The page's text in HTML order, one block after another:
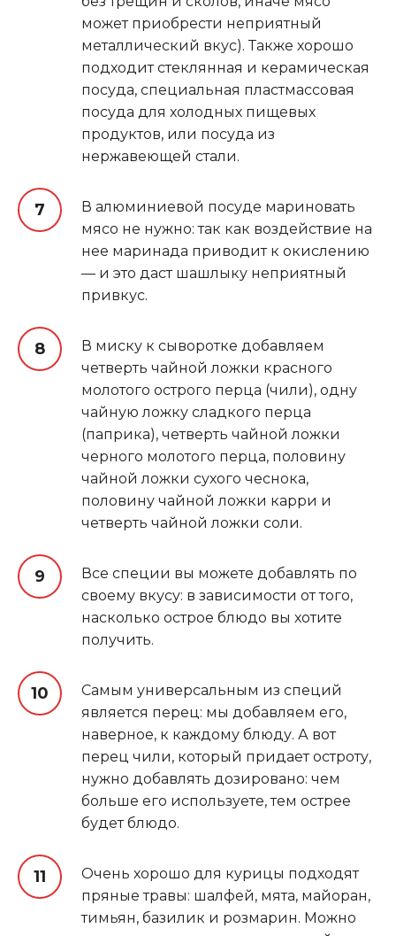
может приобрести неприятный
металлический вкус). Также хорошо
подходит стеклянная и керамическая
посуда, специальная пластмассовая
посуда для холодных пищевых
продуктов, или посуда из
нержавеющей стали.
В алюминиевой посуде мариновать
мясо не нужно: так как воздействие на
нее маринада приводит к окислению
— и это даст шашлыку неприятный
привкус.
В миску к сыворотке добавляем
четверть чайной ложки красного
молотого острого перца (чили), одну
чайную ложку сладкого перца
(паприка), четверть чайной ложки
черного молотого перца, половину
чайной ложки сухого чеснока,
половину чайной ложки карри и
четверть чайной ложки соли.
Все специи вы можете добавлять по
своему вкусу: в зависимости от того,
насколько острое блюдо вы хотите
получить.
Самым универсальным из специй
является перец: мы добавляем его,
наверное, к каждому блюду. А вот
перец чили, который придает остроту,
нужно добавлять дозировано: чем
больше его используете, тем острее
будет блюдо.
Очень хорошо для курицы подходят
пряные травы: шалфей, мята, майоран,
тимьян, базилик и розмарин. Можно